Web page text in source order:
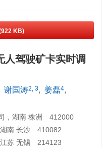
KB)
人驾驶矿卡实时调
谢国涛2, 3, 姜磊4,
，湖南 株洲 412000
湖南 长沙 410082
江苏 无锡 214123